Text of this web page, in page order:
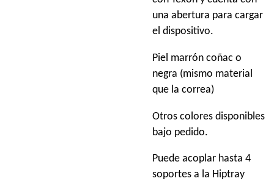
una abertura para cargar
el dispositivo.
Piel marrón coñac o
negra (mismo material
que la correa)
Otros colores disponibles
bajo pedido.
Puede acoplar hasta 4
soportes a la Hiptray